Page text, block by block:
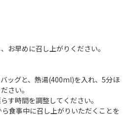
お早めに召し上がりください。
ッグと、熱湯(400ml)を入れ、5分ほ
さい。
す時間を調整してください。
食事中に召し上がりいただくことを